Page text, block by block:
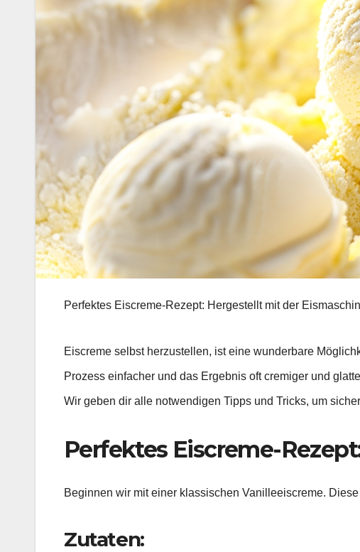
Perfektes Eiscreme-Rezept: Hergestellt mit der
Eiscreme selbst herzustellen, ist eine wunderbare
Prozess einfacher und das Ergebnis oft cremiger und
Wir geben dir alle notwendigen Tipps und Tricks, um
Perfektes Eiscreme-
Beginnen wir mit einer klassischen Vanilleeiscreme.
Zutaten: